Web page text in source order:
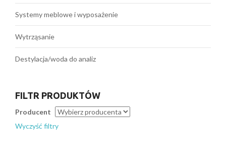
Systemy meblowe i wyposażenie
Wytrząsanie
Destylacja/woda do analiz
FILTR PRODUKTÓW
Producent
Wyczyść filtry